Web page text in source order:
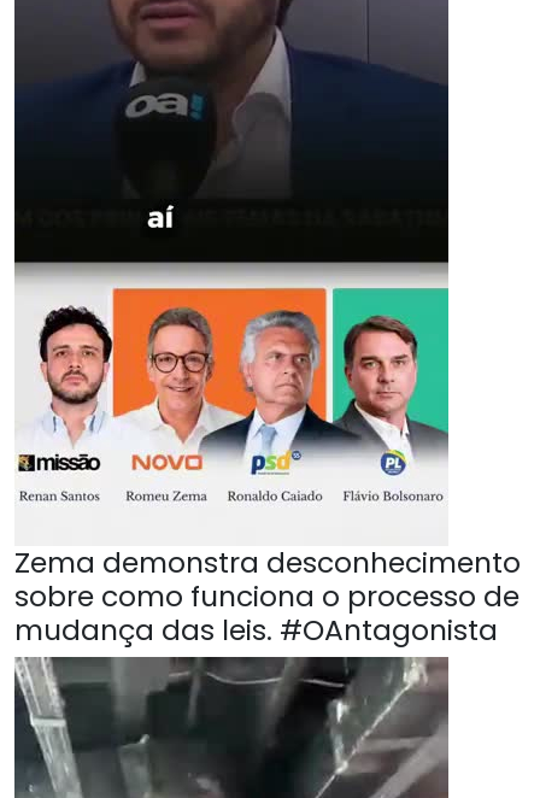
Zema demonstra desconhecimento
sobre como funciona o processo de
mudança das leis. #OAntagonista